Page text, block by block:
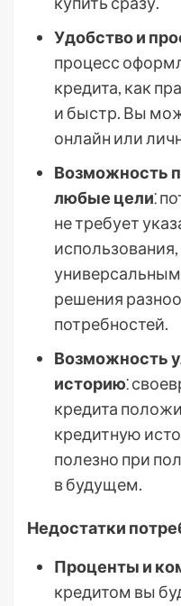
Удобство и
процесс
кредита, как
и быстр. Вы
онлайн или
Возможность
любые цели⁚
не требует
использования,
решения
потребностей.
Возможность
историю⁚
кредита
кредитную
полезно при
в будущем.
Недостатки
Проценты и
кредитом вы